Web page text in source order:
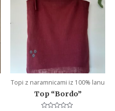
Topi z naramnicami iz 100% lanu
Top “Bordo”